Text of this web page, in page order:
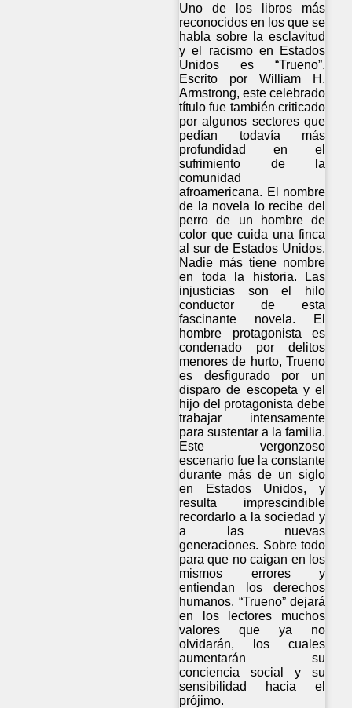
Uno de los libros más
reconocidos en los que se
habla sobre la esclavitud
y el racismo en Estados
Unidos es “Trueno”.
Escrito por William H.
Armstrong, este celebrado
título fue también criticado
por algunos sectores que
pedían todavía más
profundidad en el
sufrimiento de la
comunidad
afroamericana. El nombre
de la novela lo recibe del
perro de un hombre de
color que cuida una finca
al sur de Estados Unidos.
Nadie más tiene nombre
en toda la historia. Las
injusticias son el hilo
conductor de esta
fascinante novela. El
hombre protagonista es
condenado por delitos
menores de hurto, Trueno
es desfigurado por un
disparo de escopeta y el
hijo del protagonista debe
trabajar intensamente
para sustentar a la familia.
Este vergonzoso
escenario fue la constante
durante más de un siglo
en Estados Unidos, y
resulta imprescindible
recordarlo a la sociedad y
a las nuevas
generaciones. Sobre todo
para que no caigan en los
mismos errores y
entiendan los derechos
humanos. “Trueno” dejará
en los lectores muchos
valores que ya no
olvidarán, los cuales
aumentarán su
conciencia social y su
sensibilidad hacia el
prójimo.